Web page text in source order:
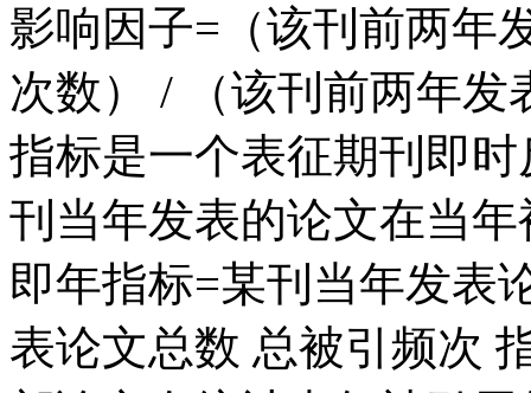
影响因子=（该刊前两年
次数） / （该刊前两年
指标是一个表征期刊即
刊当年发表的论文在当
即年指标=某刊当年发表
表论文总数 总被引频次